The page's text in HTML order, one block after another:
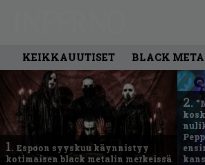
KEIKKAUUTISET BLACK
1. Espoon syyskuu käynnistyy
kotimaisen black metalin merkeissä
2.